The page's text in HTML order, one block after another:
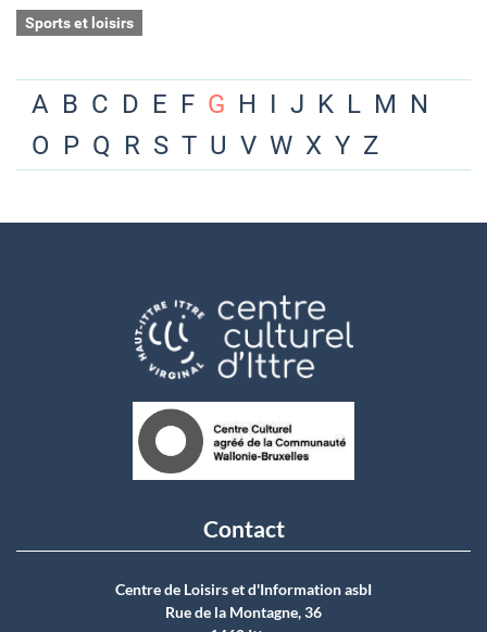
Sports et loisirs
A B C D E F G H I J K L M N
O P Q R S T U V W X Y Z
Contact
Centre de Loisirs et d'Information asbI
Rue de la Montagne, 36